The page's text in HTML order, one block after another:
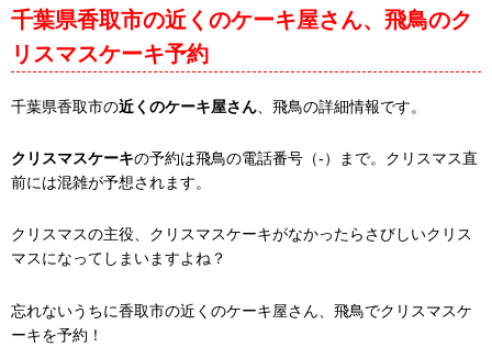
千葉県香取市の近くのケーキ屋さん、飛鳥のク
リスマスケーキ予約
千葉県香取市の近くのケーキ屋さん 、飛鳥の詳細情報です。
クリスマスケーキの予約は飛鳥の電話番号（-）まで。クリスマス直
前には混雑が予想されます。
クリスマスの主役、クリスマスケーキがなかったらさびしいクリス
マスになってしまいますよね？
忘れないうちに香取市の近くのケーキ屋さん、飛鳥でクリスマスケ
ーキを予約！